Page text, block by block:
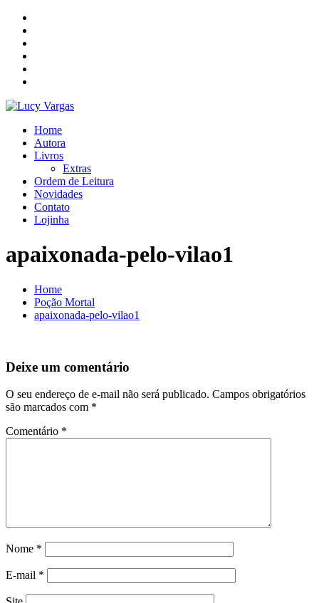
Skip
content
Home
Autora
Livros
Extras
Ordem de Leitura
Novidades
Contato
Lojinha
apaixonada-pelo-vilao1
Home
Poção Mortal
apaixonada-pelo-vilao1
Deixe um comentário
O seu endereço de e-mail não será publicado. Campos obrigatórios
são marcados com *
Comentário *
Nome *
E-mail *